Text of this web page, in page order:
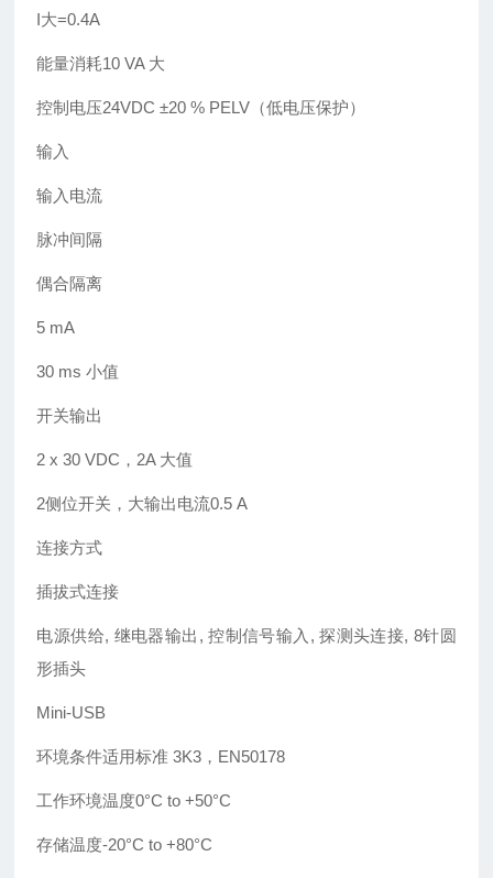
I大=0.4A
能量消耗10 VA 大
控制电压24VDC ±20 % PELV（低电压保护）
输入
输入电流
脉冲间隔
偶合隔离
5 mA
30 ms 小值
开关输出
2 x 30 VDC，2A 大值
2侧位开关，大输出电流0.5 A
连接方式
插拔式连接
电源供给, 继电器输出, 控制信号输入, 探测头连接, 8针圆
形插头
Mini-USB
环境条件适用标准 3K3，EN50178
工作环境温度0°C to +50°C
存储温度-20°C to +80°C